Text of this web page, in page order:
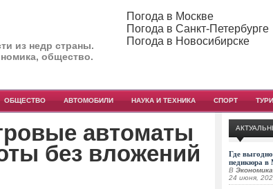
из недр страны.
общество.
Погода в Москве
Погода в Санкт-Петербурге
Погода в Новосибирске
ОБЩЕСТВО АВТОМОБИЛИ НАУКА И ТЕХНИКА СПОРТ
автоматы
без вложений
Где
педикюра в
В Экономика
24 июня,